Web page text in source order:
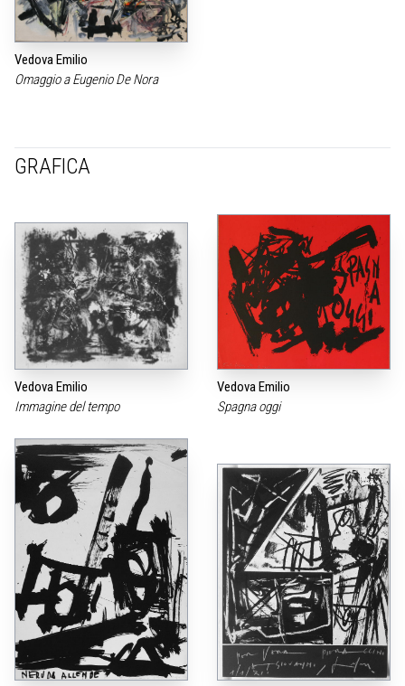
Vedova Emilio
Omaggio a Eugenio De Nora
GRAFICA
Vedova Emilio
Immagine del tempo
Vedova Emilio
Spagna oggi